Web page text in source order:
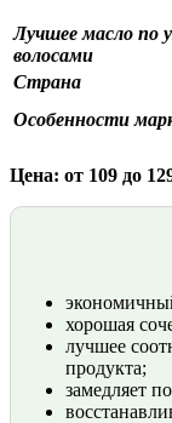
Лучшее масло по
волосами
Страна
Особенности
Цена: от 109 до
хорошая
лучшее
продукта;
замедляет